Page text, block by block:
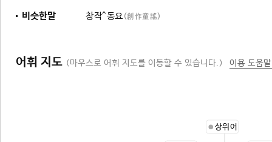
비슷한말 창작^동요 (創作童謠)
어휘 지도 (마우스로 어휘 지도를 이동할 수 있습니다.) 이용 도움
상위어